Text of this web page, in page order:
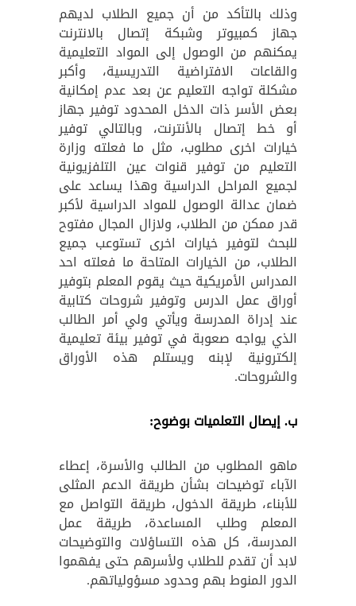
وذلك بالتأكد من أن جميع الطلاب لديهم
جهاز كمبيوتر وشبكة إتصال بالانترنت
يمكنهم من الوصول إلى المواد التعليمية
والقاعات الافتراضية التدريسية، وأكبر
مشكلة تواجه التعليم عن بعد عدم إمكانية
بعض الأسر ذات الدخل المحدود توفير جهاز
أو خط إتصال بالأنترنت، وبالتالي توفير
خيارات اخرى مطلوب، مثل ما فعلته وزارة
التعليم من توفير قنوات عين التلفزيونية
لجميع المراحل الدراسية وهذا يساعد على
ضمان عدالة الوصول للمواد الدراسية لأكبر
قدر ممكن من الطلاب، ولازال المجال مفتوح
للبحث لتوفير خيارات اخرى تستوعب جميع
الطلاب، من الخيارات المتاحة ما فعلته احد
المدراس الأمريكية حيث يقوم المعلم بتوفير
أوراق عمل الدرس وتوفير شروحات كتابية
عند إدراة المدرسة ويأتي ولي أمر الطالب
الذي يواجه صعوبة في توفير بيئة تعليمية
إلكترونية لإبنه ويستلم هذه الأوراق
والشروحات.
ب. إيصال التعلميات بوضوح:
ماهو المطلوب من الطالب والأسرة، إعطاء
الآباء توضيحات بشأن طريقة الدعم المثلى
للأبناء، طريقة الدخول، طريقة التواصل مع
المعلم وطلب المساعدة، طريقة عمل
المدرسة، كل هذه التساؤلات والتوضيحات
لابد أن تقدم للطلاب ولأسرهم حتى يفهموا
الدور المنوط بهم وحدود مسؤولياتهم.